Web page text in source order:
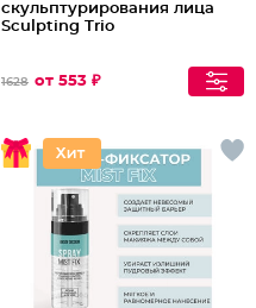
скульптурирования лица
Sculpting Triо
1628 от 553 ₽